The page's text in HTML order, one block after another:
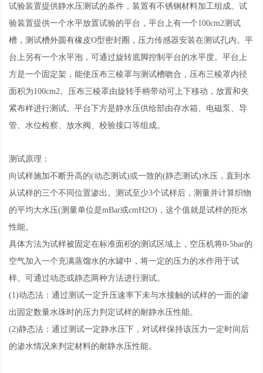
试验装置提供静水压测试的条件，装置有不锈钢材料加工组成。试
验装置提供一个水平放置试验的平台，平台上有一个100cm2测试
槽，测试槽外圆有橡皮O型密封圈，压力传感器安装在测试孔内。平
台上另有一个水平泡，可通过旋转底脚控制平台的水平度。平台上
方是一个固定架，能使压布三棱罩与测试槽吻合，压布三棱罩内径
面积为100cm2。压布三棱罩由旋转手柄带动可上下移动，放置和夹
紧布样进行测试。平台下方是静水压供给部由存水箱、电磁泵、导
管、水位检察、放水阀、校验接口等组成。
测试原理：
向试样施加不断升高的(动态测试)或一致的(静态测试)水压，直到水
从试样的三个不同位置渗出。测试至少3个试样后，测量并计算织物
的平均大水压(测量单位是mBar或cmH2O)，这个值就是试样的拒水
性能。
具体方法为试样被固定在标准面积的测试区域上，空压机将0-5bar的
空气加入一个充满蒸馏水的水罐中，将一定的压力的水作用于试
样。可通过动态或静态两种方法进行测试。
(1)动态法：通过测试一定升压速率下未与水接触的试样的一面的渗
出固定数量水珠时的压力判定试样的耐静水压性能。
(2)静态法：通过测试一定静水压下，对试样保持该压力一定时间后
的渗水情况来判定材料的耐静水压性能。